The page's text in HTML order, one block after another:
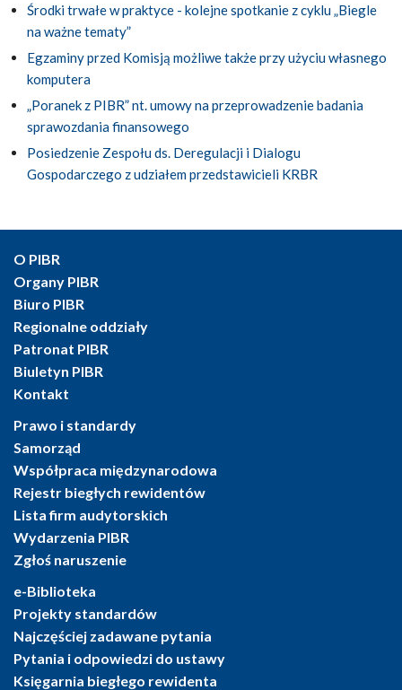
Środki trwałe w praktyce - kolejne spotkanie z cyklu „Biegle
na ważne tematy”
Egzaminy przed Komisją możliwe także przy użyciu własnego
komputera
„Poranek z PIBR” nt. umowy na przeprowadzenie badania
sprawozdania finansowego
Posiedzenie Zespołu ds. Deregulacji i Dialogu
Gospodarczego z udziałem przedstawicieli KRBR
O PIBR
Organy PIBR
Biuro PIBR
Regionalne oddziały
Patronat PIBR
Biuletyn PIBR
Kontakt
Prawo i standardy
Samorząd
Współpraca międzynarodowa
Rejestr biegłych rewidentów
Lista firm audytorskich
Wydarzenia PIBR
Zgłoś naruszenie
e-Biblioteka
Projekty standardów
Najczęściej zadawane pytania
Pytania i odpowiedzi do ustawy
Księgarnia biegłego rewidenta